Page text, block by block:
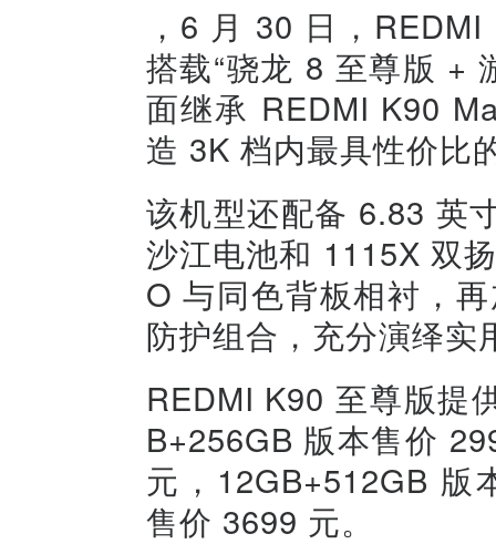
，6 月 30 日，
搭载“骁龙 8 至尊版 +
面继承 REDMI K90
造 3K 档内最具性价比
该机型还配备 6.83 英
沙江电池和 1115X 双
O 与同色背板相衬，
防护组合，充分演绎实
REDMI K90 至尊版提
B+256GB 版本售价
元，12GB+512GB 版
售价 3699 元。